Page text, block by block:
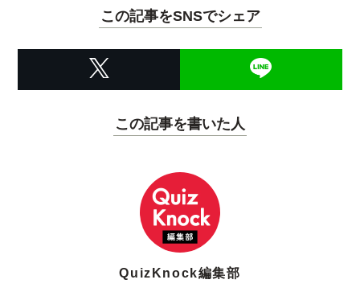
この記事をSNSでシェア
この記事を書いた人
QuizKnock編集部